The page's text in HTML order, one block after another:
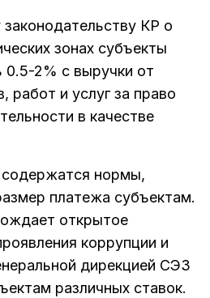
КР о
зонах субъекты
2% с выручки от
работ и услуг за право
в качестве
содержатся нормы,
платежа субъектам.
открытое
коррупции и
дирекцией СЭЗ
различных ставок.